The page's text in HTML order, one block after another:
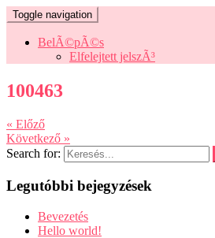
Toggle navigation
BelÃ©pÃ©s
Elfelejtett jelszÃ³
100463
« Előző
Következő »
Search for:
Legutóbbi bejegyzések
Bevezetés
Hello world!